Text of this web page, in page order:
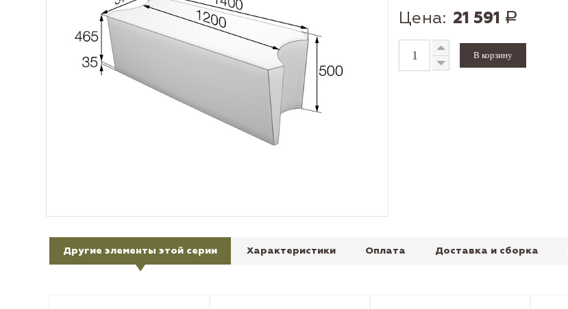
Цена: 21 591 Р
Другие элементы этой серии Характеристики Оплата Доставка и сборка